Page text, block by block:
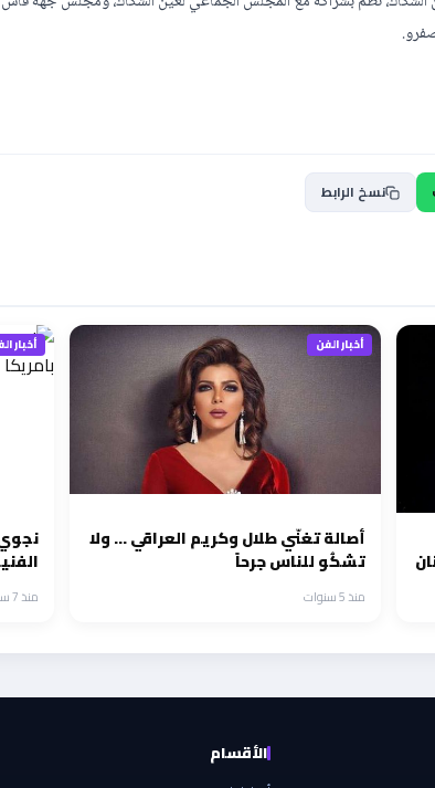
نسخ الرابط
أخبار الفن
أصالة تغنّي طلال وكريم العراقي … ولا
تشكُو للناس جرحاً
منذ 5 سنوات
أخبار
منذ 7 سنوات
الأقسام